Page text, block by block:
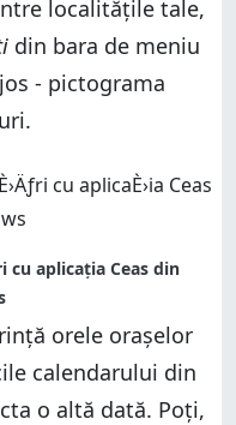
localitățile tale,
din bara de meniu
- pictograma
orele orașelor
calendarului din
o altă dată. Poți,